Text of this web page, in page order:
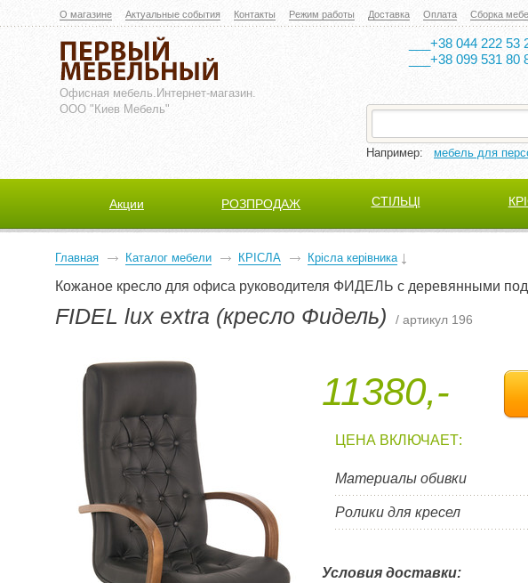
О магазине Актуальные события Контакты Режим работы Доставка Оплата Сборка
Офисная мебель. Интернет-магазин.
ООО "Киев Мебель"
___+38 044 222 53
___+38 099 531 80
Например: мебель для
Акции РОЗПРОДАЖ СТІЛЬЦІ
Главная Каталог мебели КРІСЛА Крісла керівника
Кожаное кресло для офиса руководителя ФИДЕЛЬ с деревянными
FIDEL lux extra (кресло Фидель) / артикул 196
11380,-
ЦЕНА ВКЛЮЧАЕТ:
Материалы обивки
Ролики для кресел
Условия доставки: